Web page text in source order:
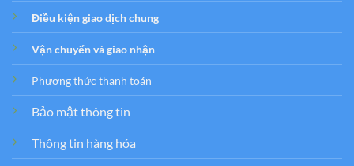
Điều kiện giao dịch chung
Vận chuyển và giao nhận
Phương thức thanh toán
Bảo mật thông tin
Thông tin hàng hóa